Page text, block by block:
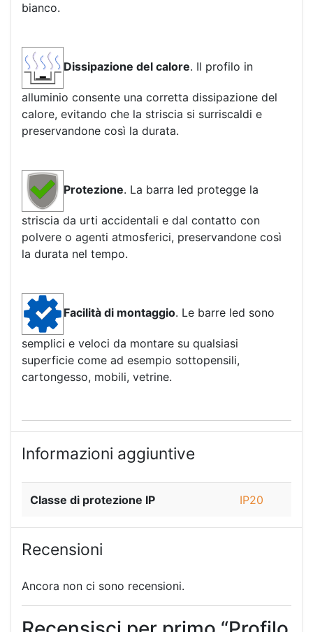
bianco.
Dissipazione del calore. Il profilo in
alluminio consente una corretta dissipazione del
calore, evitando che la striscia si surriscaldi e
preservandone così la durata.
Protezione. La barra led protegge la
striscia da urti accidentali e dal contatto con
polvere o agenti atmosferici, preservandone così
la durata nel tempo.
Facilità di montaggio. Le barre led sono
semplici e veloci da montare su qualsiasi
superficie come ad esempio sottopensili,
cartongesso, mobili, vetrine.
Informazioni aggiuntive
Classe di protezione IP IP20
Recensioni
Ancora non ci sono recensioni.